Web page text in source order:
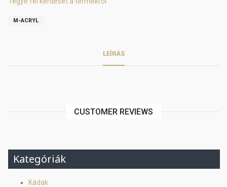
M-ACRYL
LEÍRÁS
CUSTOMER REVIEWS
Kategóriák
Kádak